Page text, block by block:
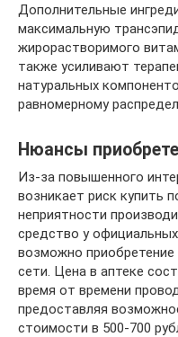
Дополнительные
максимальную
жирорастворимого
также усиливают
натуральных
равномерному
Нюансы
Из-за повышенного
возникает риск купить
неприятности
средство у
возможно
сети. Цена в аптеке
время от времени
предоставляя
стоимости в 500-700